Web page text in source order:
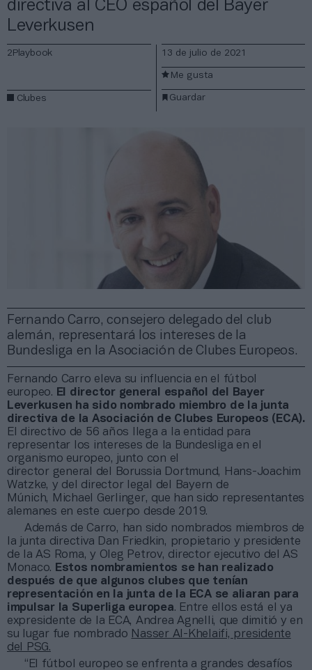
directiva al CEO español del Bayer
Leverkusen
Fernando Carro, consejero delegado del club
alemán, representará los intereses de la
Bundesliga en la Asociación de Clubes Europeos.
2Playbook
Clubes
13 de julio de 2021
Guardar
Me gusta
Fernando Carro eleva su influencia en el fútbol
europeo. El director general español del Bayer
Leverkusen ha sido nombrado miembro de la junta
directiva de la Asociación de Clubes Europeos (ECA).
El directivo de 56 años llega a la entidad para
representar los intereses de la Bundesliga en el
organismo europeo, junto con el
director general del Borussia Dortmund, Hans-Joachim
Watzke, y del director legal del Bayern de
Múnich, Michael Gerlinger, que han sido representantes
alemanes en este cuerpo desde 2019.
Además de Carro, han sido nombrados miembros de
la junta directiva Dan Friedkin, propietario y presidente
de la AS Roma, y Oleg Petrov, director ejecutivo del AS
Monaco. Estos nombramientos se han realizado
después de que algunos clubes que tenían
representación en la junta de la ECA se aliaran para
impulsar la Superliga europea. Entre ellos está el ya
expresidente de la ECA, Andrea Agnelli, que dimitió y en
su lugar fue nombrado Nasser Al-Khelaifi, presidente
del PSG.
“El fútbol europeo se enfrenta a grandes desafíos